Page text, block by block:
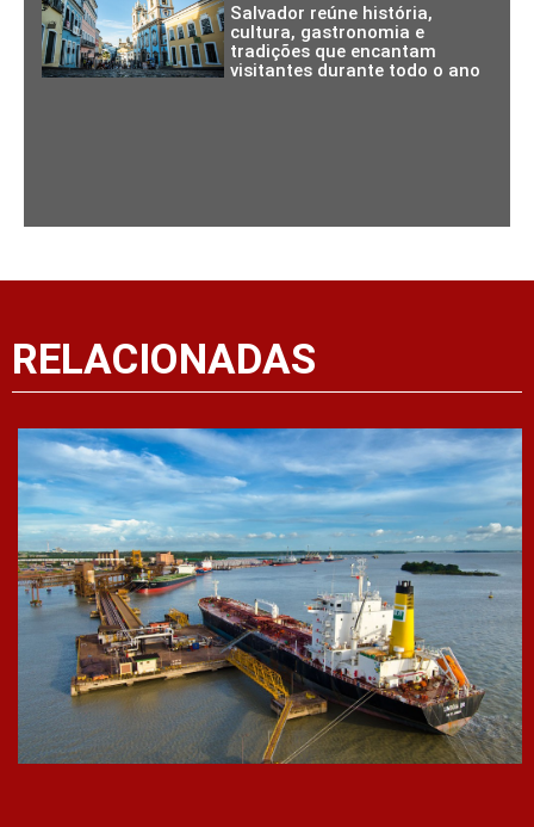
Salvador reúne história,
cultura, gastronomia e
tradições que encantam
visitantes durante todo o ano
RELACIONADAS